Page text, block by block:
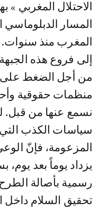
الاحتلال المغربي
المسار الدبلوماسي
المغرب منذ سنوات.
إلى فروع هذه
من أجل الضغط على
منظمات حقوقية
نسمع عنها من قبل.
سياسات الكذب التي
المزعومة، فإنّ
يزداد يوماً بعد
رسمية بأصالة
تحقيق السلام داخل